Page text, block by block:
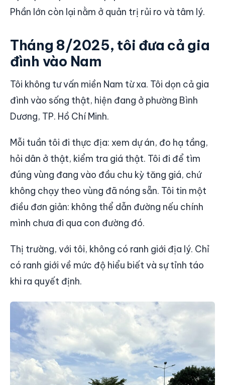
Phần lớn còn lại nằm ở quản trị rủi ro và tâm lý.
Tháng 8/2025, tôi đưa cả gia
đình vào Nam
Tôi không tư vấn miền Nam từ xa. Tôi dọn cả gia
đình vào sống thật, hiện đang ở phường Bình
Dương, TP. Hồ Chí Minh.
Mỗi tuần tôi đi thực địa: xem dự án, đo hạ tầng,
hỏi dân ở thật, kiểm tra giá thật. Tôi đi để tìm
đúng vùng đang vào đầu chu kỳ tăng giá, chứ
không chạy theo vùng đã nóng sẵn. Tôi tin một
điều đơn giản: không thể dẫn đường nếu chính
mình chưa đi qua con đường đó.
Thị trường, với tôi, không có ranh giới địa lý. Chỉ
có ranh giới về mức độ hiểu biết và sự tỉnh táo
khi ra quyết định.